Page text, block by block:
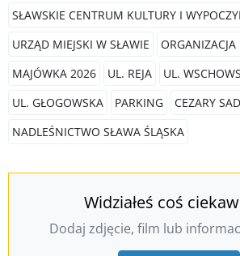
SŁAWSKIE CENTRUM KULTURY I
URZĄD MIEJSKI W SŁAWIE
ORGANIZACJA
MAJÓWKA 2026
UL. REJA UL.
UL. GŁOGOWSKA
PARKING
CEZARY
NADLEŚNICTWO SŁAWA ŚLĄSKA
Widziałeś coś
Dodaj zdjęcie, film lub